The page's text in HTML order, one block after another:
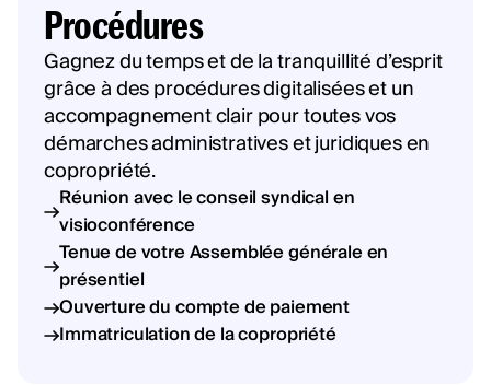
Procédures
Gagnez du temps et de la tranquillité d’esprit
grâce à des procédures digitalisées et un
accompagnement clair pour toutes vos
démarches administratives et juridiques en
copropriété.
Réunion avec le conseil syndical en
visioconférence
Tenue de votre Assemblée générale en
présentiel
Ouverture du compte de paiement
Immatriculation de la copropriété